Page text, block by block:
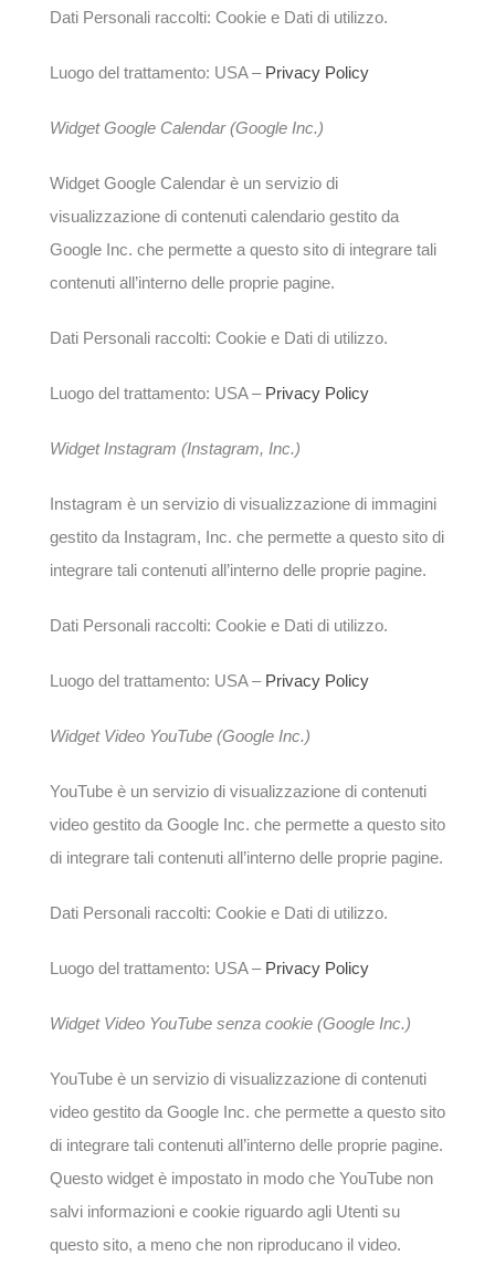
Dati Personali raccolti: Cookie e Dati di utilizzo.
Luogo del trattamento: USA – Privacy Policy
Widget Google Calendar (Google Inc.)
Widget Google Calendar è un servizio di
visualizzazione di contenuti calendario gestito da
Google Inc. che permette a questo sito di integrare tali
contenuti all’interno delle proprie pagine.
Dati Personali raccolti: Cookie e Dati di utilizzo.
Luogo del trattamento: USA – Privacy Policy
Widget Instagram (Instagram, Inc.)
Instagram è un servizio di visualizzazione di immagini
gestito da Instagram, Inc. che permette a questo sito di
integrare tali contenuti all’interno delle proprie pagine.
Dati Personali raccolti: Cookie e Dati di utilizzo.
Luogo del trattamento: USA – Privacy Policy
Widget Video YouTube (Google Inc.)
YouTube è un servizio di visualizzazione di contenuti
video gestito da Google Inc. che permette a questo sito
di integrare tali contenuti all’interno delle proprie pagine.
Dati Personali raccolti: Cookie e Dati di utilizzo.
Luogo del trattamento: USA – Privacy Policy
Widget Video YouTube senza cookie (Google Inc.)
YouTube è un servizio di visualizzazione di contenuti
video gestito da Google Inc. che permette a questo sito
di integrare tali contenuti all’interno delle proprie pagine.
Questo widget è impostato in modo che YouTube non
salvi informazioni e cookie riguardo agli Utenti su
questo sito, a meno che non riproducano il video.